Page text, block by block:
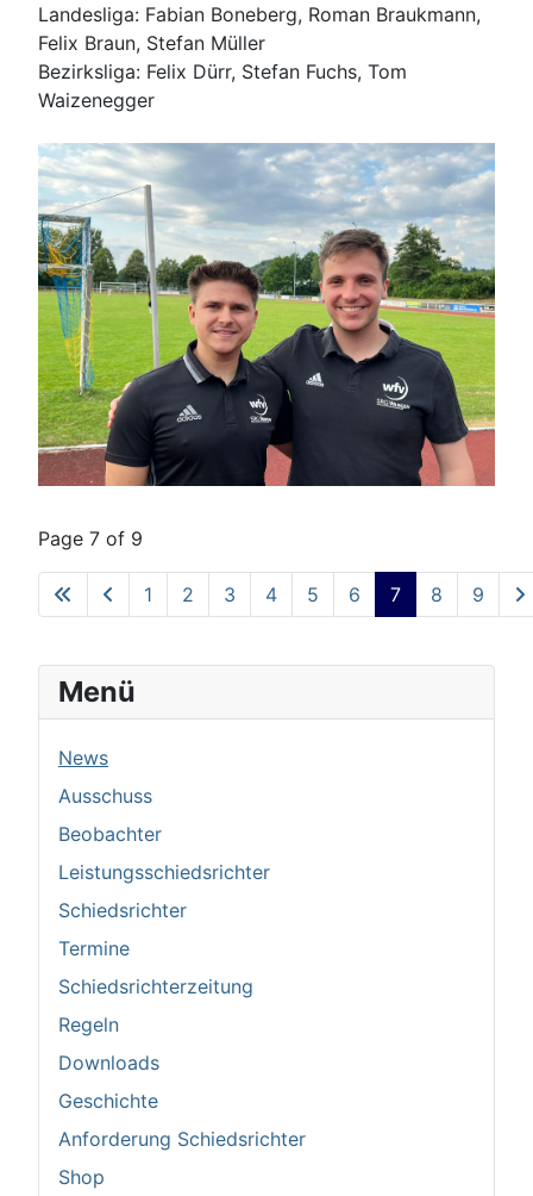
Landesliga: Fabian Boneberg, Roman Braukmann,
Felix Braun, Stefan Müller
Bezirksliga: Felix Dürr, Stefan Fuchs, Tom
Waizenegger
Page 7 of 9
1 2 3 4 5 6 7 8 9
Menü
News
Ausschuss
Beobachter
Leistungsschiedsrichter
Schiedsrichter
Termine
Schiedsrichterzeitung
Regeln
Downloads
Geschichte
Anforderung Schiedsrichter
Shop